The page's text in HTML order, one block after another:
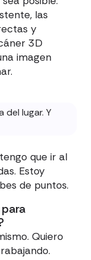
las
y
3D
imagen
del lugar. Y
que ir al
Estoy
de puntos.
Quiero